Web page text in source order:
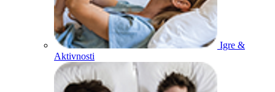
Igre &
Aktivnosti